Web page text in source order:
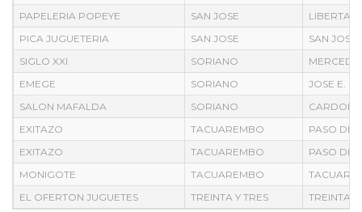
PAPELERIA POPEYE
SAN JOSE
LIBERTAD
PICA JUGUETERIA
SAN JOSE
SAN JOSE
SIGLO XXI
SORIANO
EMEGE
SORIANO
JOSE E.
SALON MAFALDA
SORIANO
CARDONA
EXITAZO
TACUAREMBO
PASO DE
EXITAZO
TACUAREMBO
PASO DE
MONIGOTE
TACUAREMBO
EL OFERTON JUGUETES
TREINTA Y TRES TREINTA Y